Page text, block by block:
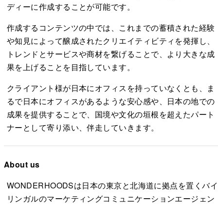
ディーに作成することが可能です。
作成するコンテンツの中では、これまでの蓄積された経験
や知見によって醸成されたクリエイティビティを発揮し、
トレンドとサービスや商材を繋げることで、より大きな成
果を上げることを目指しています。
クライアント様が日本にオフィスを持っていなくとも、ま
るで日本にオフィスがあるような安心感や、日本の地での
成果を提供することで、国境や文化の垣根を超えたパート
ナーとして寄り添い、伴走していきます。
About us
WONDERHOODSは日本の東京と北海道に拠点を置くバイ
リンガルのマーケティングコミュニケーションエージェン